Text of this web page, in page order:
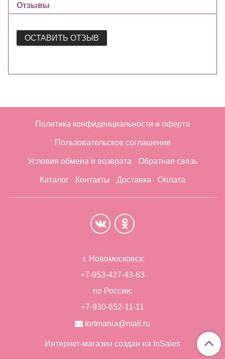
Отзывы
ОСТАВИТЬ ОТЗЫВ
Политика конфиденциальности и оферта
Пользовательское соглашение
Условия обмена и возврата Обратная связь
Каталог Контакты Доставка Оплата
г. Новомосковск:
+7-953-427-43-63
по России:
+7-930-652-11-11
tortmania@mail.ru
Интернет-магазин создан на InSales